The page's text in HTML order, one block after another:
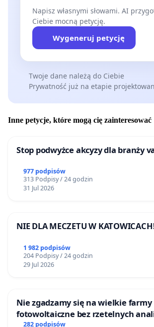
Napisz własnymi słowami. AI
Ciebie mocną petycję.
Wygeneruj petycję
Twoje dane należą do Ciebie
Prywatność już na etapie
Inne petycje, które mogą cię zainteresować
Stop podwyżce akcyzy dla branży
977 podpisów
313 Podpisy / 24 godzin
31 Jul 2026
NIE DLA MECZETU W
1 982 podpisów
204 Podpisy / 24 godzin
29 Jul 2026
Nie zgadzamy się na wielkie farmy
fotowoltaiczne bez rzetelnych
282 podpisów